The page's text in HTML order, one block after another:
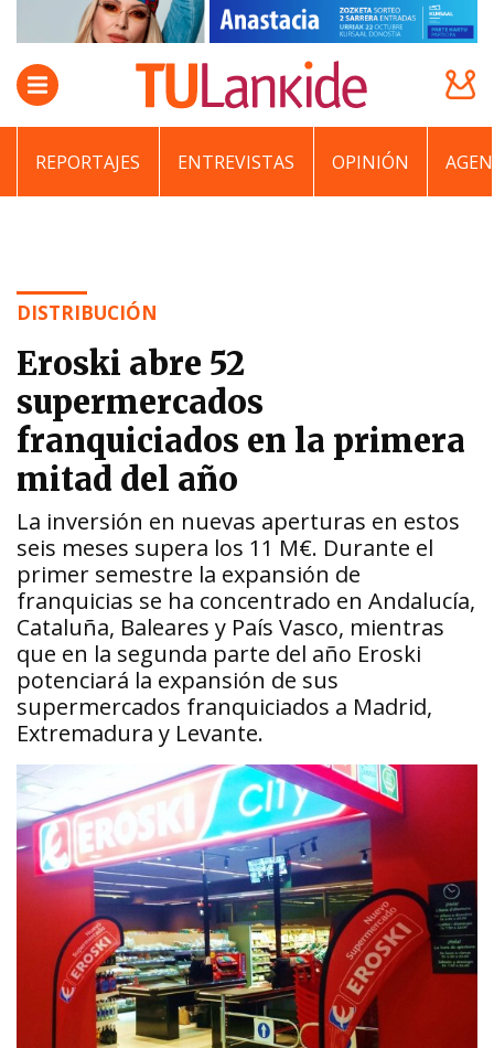
REPORTAJES ENTREVISTAS OPINIÓN
DISTRIBUCIÓN
Eroski abre 52
supermercados
franquiciados en la primera
mitad del año
La inversión en nuevas aperturas en estos
seis meses supera los 11 M€. Durante el
primer semestre la expansión de
franquicias se ha concentrado en Andalucía,
Cataluña, Baleares y País Vasco, mientras
que en la segunda parte del año Eroski
potenciará la expansión de sus
supermercados franquiciados a Madrid,
Extremadura y Levante.